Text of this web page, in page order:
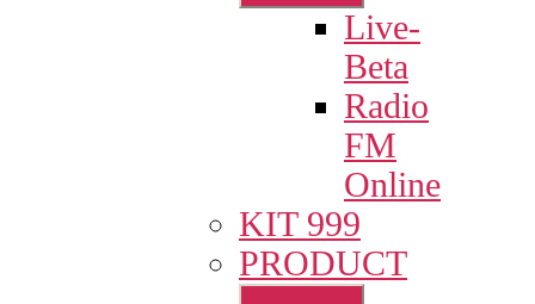
menuLive-
Beta
Radio
FM
Online
KIT 999
PRODUCT